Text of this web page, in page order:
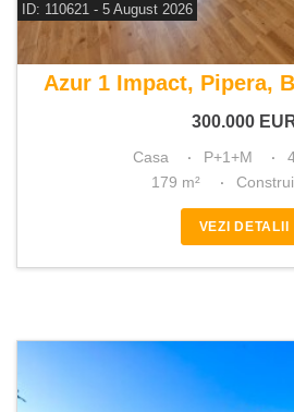
ID: 110621 - 5 August 2026
De vanzare casa
Azur 1 Impact, Pipera,
300.000
Casa P+1+M
179 m²
VEZI DETALII